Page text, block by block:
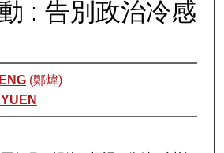
: 告別政治冷感
(鄭煒)